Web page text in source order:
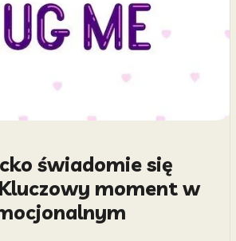
świadomie się
moment w